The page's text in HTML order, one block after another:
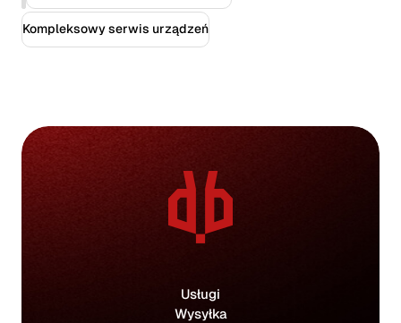
Kompleksowy serwis urządzeń
Usługi
Wysyłka